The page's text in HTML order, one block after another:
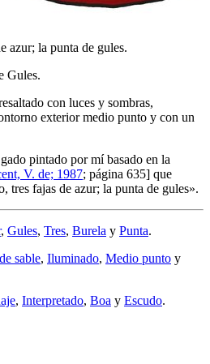
azur; la punta de gules.
Gules.
con luces y sombras,
exterior medio punto y con un
pintado por mí basado en la
V. de; 1987; página 635] que
tres fajas de azur; la punta de gules».
, Gules, Tres, Burela y Punta.
sable, Iluminado, Medio punto y
, Interpretado, Boa y Escudo.